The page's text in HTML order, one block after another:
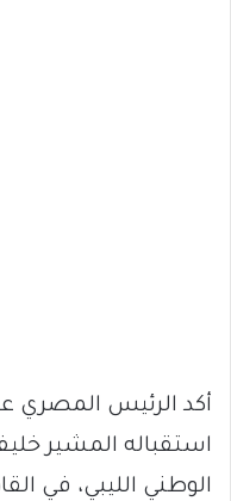
أكد الرئيس المصري
استقباله المشير
الوطني الليبي، في